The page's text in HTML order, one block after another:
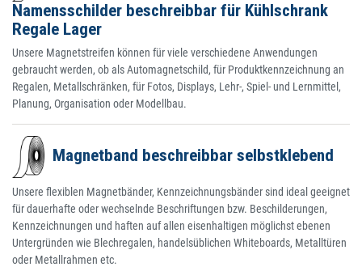
Namensschilder beschreibbar für Kühlschrank
Regale Lager
Unsere Magnetstreifen können für viele verschiedene Anwendungen
gebraucht werden, ob als Automagnetschild, für Produktkennzeichnung an
Regalen, Metallschränken, für Fotos, Displays, Lehr-, Spiel- und Lernmittel,
Planung, Organisation oder Modellbau.
Magnetband beschreibbar selbstklebend
Unsere flexiblen Magnetbänder, Kennzeichnungsbänder sind ideal geeignet
für dauerhafte oder wechselnde Beschriftungen bzw. Beschilderungen,
Kennzeichnungen und haften auf allen eisenhaltigen möglichst ebenen
Untergründen wie Blechregalen, handelsüblichen Whiteboards, Metalltüren
oder Metallrahmen etc.